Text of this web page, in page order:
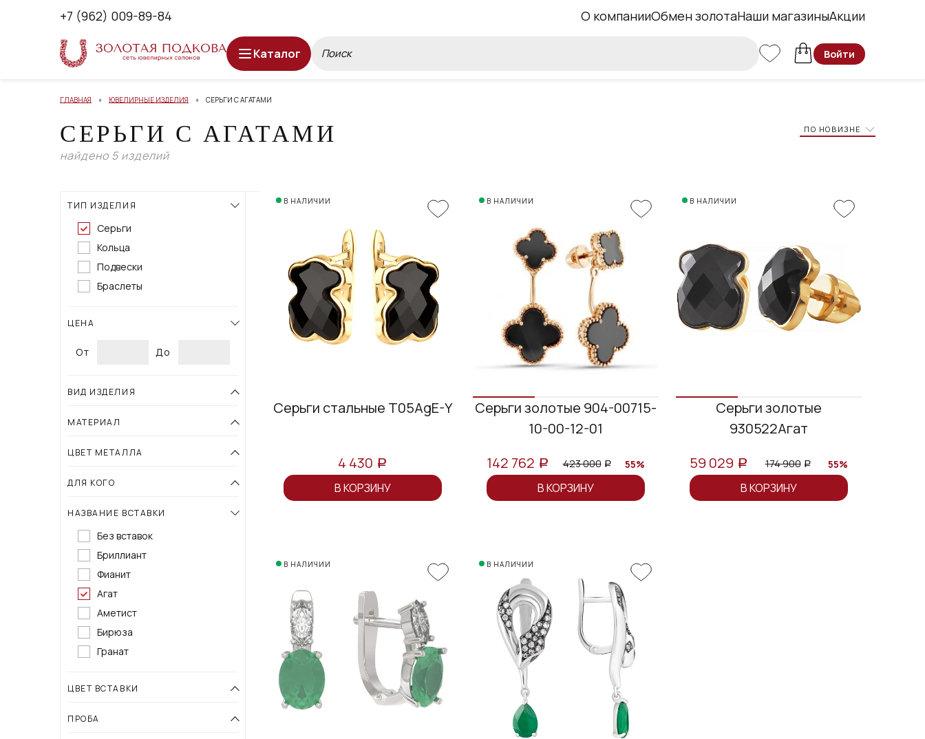
+7 (962) 009-89-84 О компанииОбмен золотаНаши магазиныАкции
Каталог Войти
ГЛАВНАЯ ЮВЕЛИРНЫЕ ИЗДЕЛИЯ СЕРЬГИ С АГАТАМИ
СЕРЬГИ С АГАТАМИ
найдено 5 изделий
ПО НОВИЗНЕ
ТИП ИЗДЕЛИЯ
Серьги
Кольца
Подвески
Браслеты
ЦЕНА
От До
ВИД ИЗДЕЛИЯ
МАТЕРИАЛ
ЦВЕТ МЕТАЛЛА
ДЛЯ КОГО
НАЗВАНИЕ ВСТАВКИ
Без вставок
Бриллиант
Фианит
Агат
Аметист
Бирюза
Гранат
ЦВЕТ ВСТАВКИ
ПРОБА
В НАЛИЧИИ
Серьги стальные T05AgE-Y
4 430 a
В КОРЗИНУ
В НАЛИЧИИ
Серьги золотые 904-00715-
10-00-12-01
142 762 a 423 000 a 55%
В КОРЗИНУ
В НАЛИЧИИ
Серьги золотые
930522Агат
59 029 a 174 900 a 55%
В КОРЗИНУ
В НАЛИЧИИ В НАЛИЧИИ